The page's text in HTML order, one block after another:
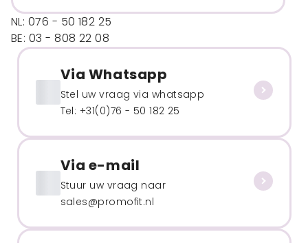
NL: 076 - 50 182 25
BE: 03 - 808 22 08
Via Whatsapp
Stel uw vraag via whatsapp
Tel: +31(0)76 - 50 182 25
Via e-mail
Stuur uw vraag naar
sales@promofit.nl